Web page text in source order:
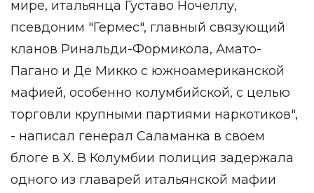
мире, итальянца Густаво Ночеллу,
псевдоним "Гермес", главный связующий
кланов Ринальди-Формикола, Амато-
Пагано и Де Микко с южноамериканской
мафией, особенно колумбийской, с целью
торговли крупными партиями наркотиков",
- написал генерал Саламанка в своем
блоге в X. В Колумбии полиция задержала
одного из главарей итальянской мафии